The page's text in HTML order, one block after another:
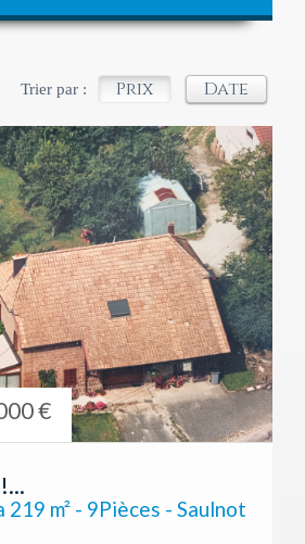
Trier par : Prix Date
€
m² - 9Pièces - Saulnot